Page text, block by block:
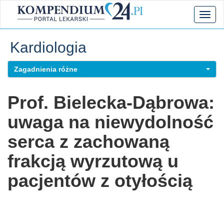
Kardiologia
Zagadnienia różne
Prof. Bielecka-Dąbrowa:
uwaga na niewydolność
serca z zachowaną
frakcją wyrzutową u
pacjentów z otyłością